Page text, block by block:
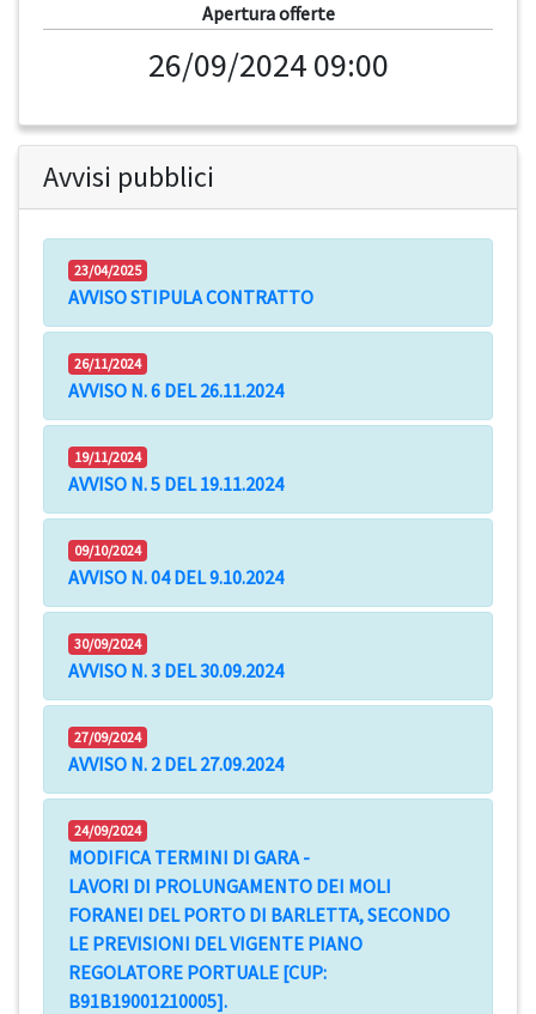
Apertura offerte
26/09/2024 09:00
Avvisi pubblici
23/04/2025
AVVISO STIPULA CONTRATTO
26/11/2024
AVVISO N. 6 DEL 26.11.2024
19/11/2024
AVVISO N. 5 DEL 19.11.2024
09/10/2024
AVVISO N. 04 DEL 9.10.2024
30/09/2024
AVVISO N. 3 DEL 30.09.2024
27/09/2024
AVVISO N. 2 DEL 27.09.2024
24/09/2024
MODIFICA TERMINI DI GARA -
LAVORI DI PROLUNGAMENTO DEI MOLI
FORANEI DEL PORTO DI BARLETTA, SECONDO
LE PREVISIONI DEL VIGENTE PIANO
REGOLATORE PORTUALE [CUP:
B91B19001210005].